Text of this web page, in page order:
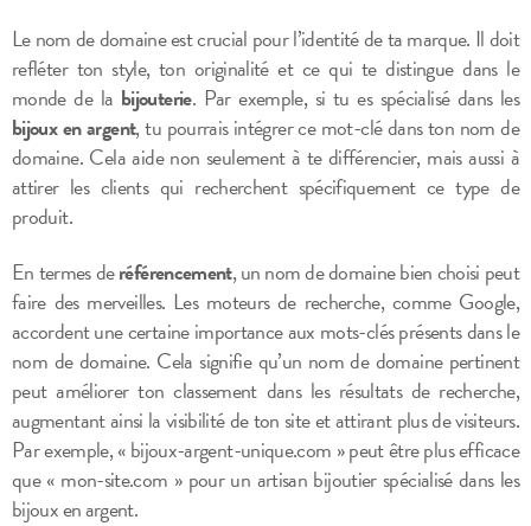
Le nom de domaine est crucial pour l’identité de ta marque. Il doit
refléter ton style, ton originalité et ce qui te distingue dans le
monde de la bijouterie. Par exemple, si tu es spécialisé dans les
bijoux en argent, tu pourrais intégrer ce mot-clé dans ton nom de
domaine. Cela aide non seulement à te différencier, mais aussi à
attirer les clients qui recherchent spécifiquement ce type de
produit.
En termes deréférencement, un nom de domaine bien choisi peut
faire des merveilles. Les moteurs de recherche, comme Google,
accordent une certaine importance aux mots-clés présents dans le
nom de domaine. Cela signifie qu’un nom de domaine pertinent
peut améliorer ton classement dans les résultats de recherche,
augmentant ainsi la visibilité de ton site et attirant plus de visiteurs.
Par exemple, « bijoux-argent-unique.com » peut être plus efficace
que « mon-site.com » pour un artisan bijoutier spécialisé dans les
bijoux en argent.